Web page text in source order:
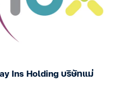
Ins Holding บริษัทแม่